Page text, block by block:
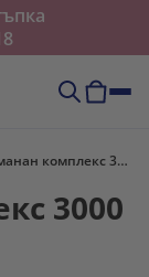
Глюкоманан комплекс 3000 мг
3000